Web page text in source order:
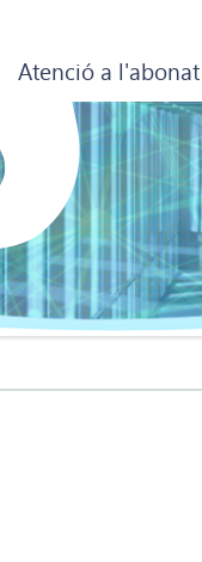
Atenció a l'abonat